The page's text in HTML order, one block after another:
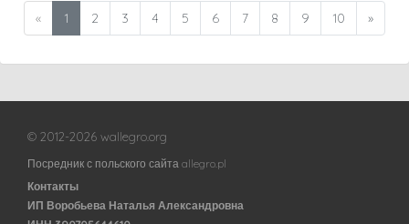
« 1 2 3 4 5 6 7 8 9 10 »
© 2012-2026 wallegro.org
Посредник с польского сайта allegro.pl
Контакты
ИП Воробьева Наталья Александровна